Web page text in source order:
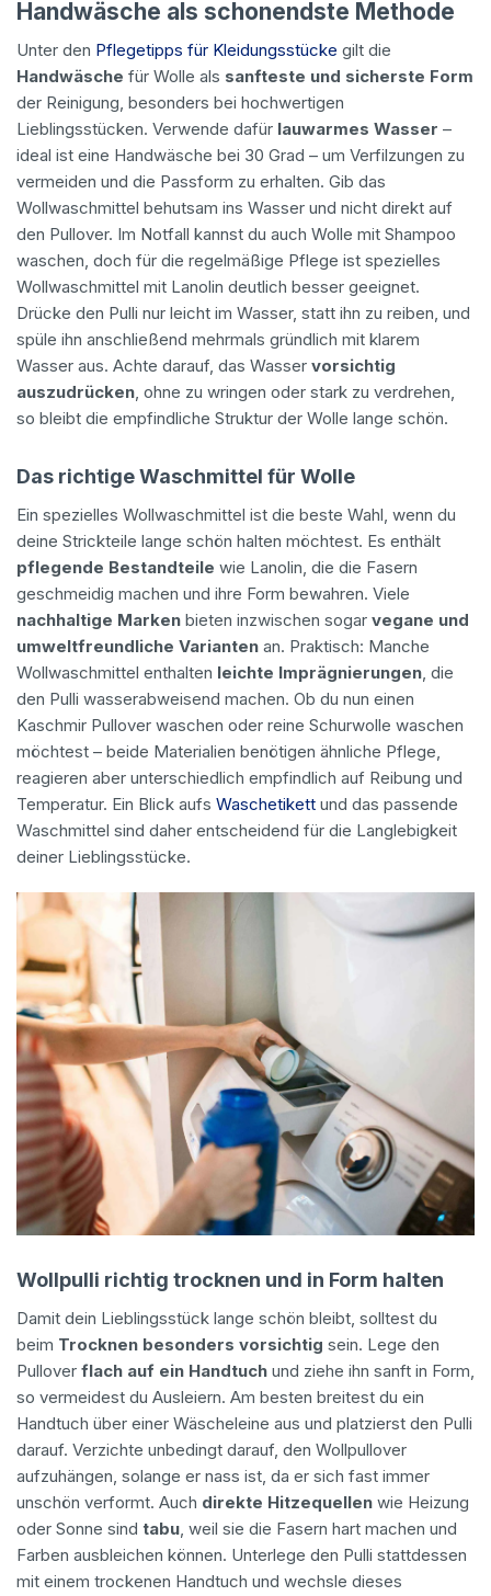
Handwäsche als schonendste Methode
Unter den Pflegetipps für Kleidungsstücke gilt die
Handwäsche für Wolle als sanfteste und sicherste Form
der Reinigung, besonders bei hochwertigen
Lieblingsstücken. Verwende dafür lauwarmes Wasser –
ideal ist eine Handwäsche bei 30 Grad – um Verfilzungen zu
vermeiden und die Passform zu erhalten. Gib das
Wollwaschmittel behutsam ins Wasser und nicht direkt auf
den Pullover. Im Notfall kannst du auch Wolle mit Shampoo
waschen, doch für die regelmäßige Pflege ist spezielles
Wollwaschmittel mit Lanolin deutlich besser geeignet.
Drücke den Pulli nur leicht im Wasser, statt ihn zu reiben, und
spüle ihn anschließend mehrmals gründlich mit klarem
Wasser aus. Achte darauf, das Wasser vorsichtig
auszudrücken , ohne zu wringen oder stark zu verdrehen,
so bleibt die empfindliche Struktur der Wolle lange schön.
Das richtige Waschmittel für Wolle
Ein spezielles Wollwaschmittel ist die beste Wahl, wenn du
deine Strickteile lange schön halten möchtest. Es enthält
pflegende Bestandteile wie Lanolin, die die Fasern
geschmeidig machen und ihre Form bewahren. Viele
nachhaltige Marken bieten inzwischen sogar vegane und
umweltfreundliche Varianten an. Praktisch: Manche
Wollwaschmittel enthalten leichte Imprägnierungen , die
den Pulli wasserabweisend machen. Ob du nun einen
Kaschmir Pullover waschen oder reine Schurwolle waschen
möchtest – beide Materialien benötigen ähnliche Pflege,
reagieren aber unterschiedlich empfindlich auf Reibung und
Temperatur. Ein Blick aufs Waschetikett und das passende
Waschmittel sind daher entscheidend für die Langlebigkeit
deiner Lieblingsstücke.
Wollpulli richtig trocknen und in Form halten
Damit dein Lieblingsstück lange schön bleibt, solltest du
beim Trocknen besonders vorsichtig sein. Lege den
Pullover flach auf ein Handtuch und ziehe ihn sanft in Form,
so vermeidest du Ausleiern. Am besten breitest du ein
Handtuch über einer Wäscheleine aus und platzierst den Pulli
darauf. Verzichte unbedingt darauf, den Wollpullover
aufzuhängen, solange er nass ist, da er sich fast immer
unschön verformt. Auch direkte Hitzequellen wie Heizung
oder Sonne sind tabu, weil sie die Fasern hart machen und
Farben ausbleichen können. Unterlege den Pulli stattdessen
mit einem trockenen Handtuch und wechsle dieses